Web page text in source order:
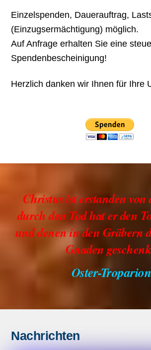
Einzelspenden, Dauerauftrag,
(Einzugsermächtigung) möglich.
Auf Anfrage erhalten Sie eine
Spendenbescheinigung!
Herzlich danken wir Ihnen für Ihre
Christus ist erstanden von
durch den Tod hat er den
und denen in den Gräbern
Gnaden
Oster-Troparion
Nachrichten